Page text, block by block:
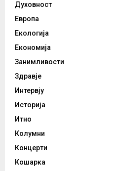
Духовност
Европа
Екологија
Економија
Занимливости
Здравје
Интервју
Историја
Итно
Колумни
Концерти
Кошарка